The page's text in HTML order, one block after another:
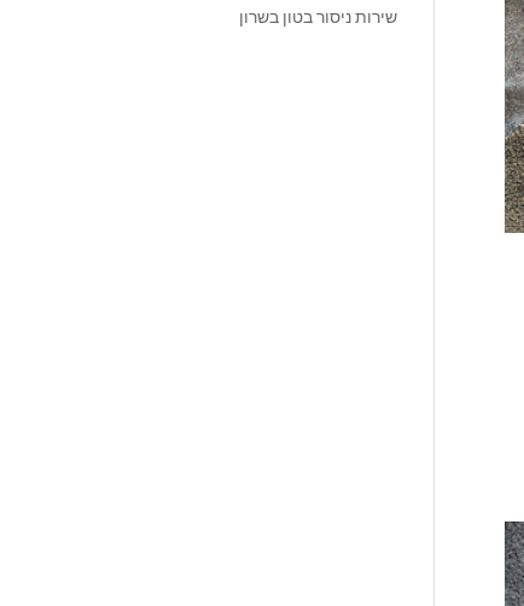
שירות ניסור בטון בשרון